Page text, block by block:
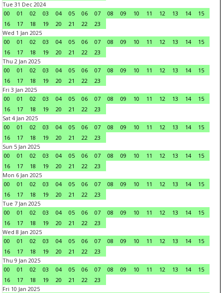
Tue 31 Dec 2024
00
01 02 03 04 05 06 07 08 09 10 11 12 13 14
15
16
17 18 19 20 21 22
23
Wed 1 Jan 2025
00
01 02 03 04 05 06 07 08 09 10 11 12 13 14
15
16
17 18 19 20 21 22
23
Thu 2 Jan 2025
00
01 02 03 04 05 06 07 08 09 10 11 12 13 14
15
16
17 18 19 20 21 22
23
Fri 3 Jan 2025
00
01 02 03 04 05 06 07 08 09 10 11 12 13 14
15
16
17 18 19 20 21 22
23
Sat 4 Jan 2025
00
01 02 03 04 05 06 07 08 09 10 11 12 13 14
15
16
17 18 19 20 21 22
23
Sun 5 Jan 2025
00
01 02 03 04 05 06 07 08 09 10 11 12 13 14
15
16
17 18 19 20 21 22
23
Mon 6 Jan 2025
00
01 02 03 04 05 06 07 08 09 10 11 12 13 14
15
16
17 18 19 20 21 22
23
Tue 7 Jan 2025
00
01 02 03 04 05 06 07 08 09 10 11 12 13 14
15
16
17 18 19 20 21 22
23
Wed 8 Jan 2025
00
01 02 03 04 05 06 07 08 09 10 11 12 13 14
15
16
17 18 19 20 21 22
23
Thu 9 Jan 2025
00
01 02 03 04 05 06 07 08 09 10 11 12 13 14
15
16
17 18 19 20 21 22
23
Fri 10 Jan 2025